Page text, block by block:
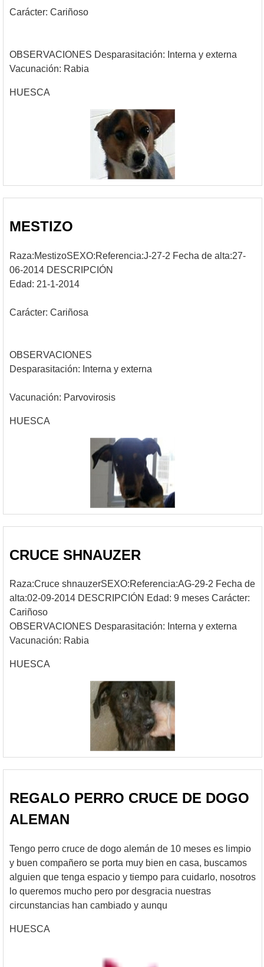
Carácter: Cariñoso
OBSERVACIONES Desparasitación: Interna y externa
Vacunación: Rabia
HUESCA
MESTIZO
Raza:MestizoSEXO:Referencia:J-27-2 Fecha de alta:27-
06-2014 DESCRIPCIÓN
Edad: 21-1-2014
Carácter: Cariñosa
OBSERVACIONES
Desparasitación: Interna y externa
Vacunación: Parvovirosis
HUESCA
CRUCE SHNAUZER
Raza:Cruce shnauzerSEXO:Referencia:AG-29-2 Fecha de
alta:02-09-2014 DESCRIPCIÓN Edad: 9 meses Carácter:
Cariñoso
OBSERVACIONES Desparasitación: Interna y externa
Vacunación: Rabia
HUESCA
REGALO PERRO CRUCE DE DOGO
ALEMAN
Tengo perro cruce de dogo alemán de 10 meses es limpio
y buen compañero se porta muy bien en casa, buscamos
alguien que tenga espacio y tiempo para cuidarlo, nosotros
lo queremos mucho pero por desgracia nuestras
circunstancias han cambiado y aunqu
HUESCA